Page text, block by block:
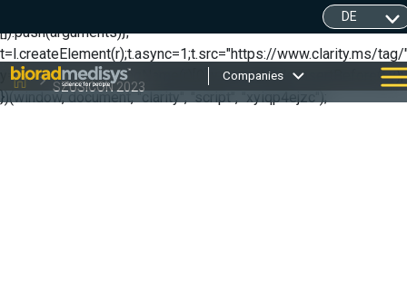
(function(c,l,a,r,i,t,y){ c[a]=c[a]||function(){(c[a].q=c[a].q||
[]).push(arguments)};
t=l.createElement(r);t.async=1;t.src="https://www.clarity.ms/tag/
y=l.getElementsByTagName(r)[0];y.parentNode.insertBefore(t,y);
})(window, document, "clarity", "script", "xyiqp4ejzc");
Companies
SZUSICON 2023